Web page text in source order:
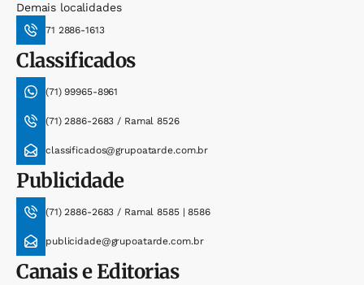
Demais localidades
71 2886-1613
Classificados
(71) 99965-8961
(71) 2886-2683 / Ramal 8526
classificados@grupoatarde.com.br
Publicidade
(71) 2886-2683 / Ramal 8585 | 8586
publicidade@grupoatarde.com.br
Canais e Editorias